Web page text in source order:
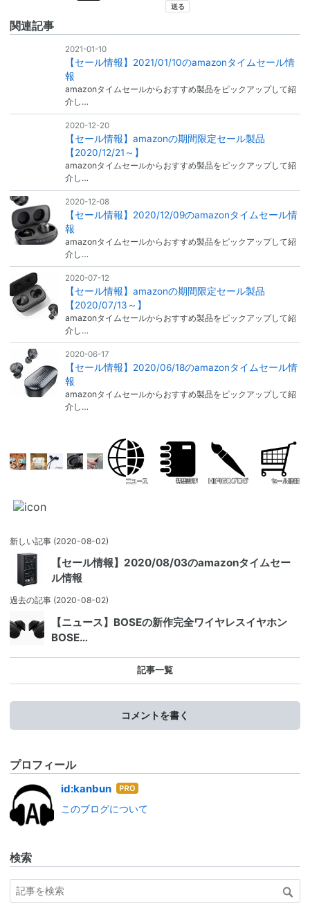
関連記事
2021-01-10
【セール情報】2021/01/10のamazonタイムセール情
報
amazonタイムセールからおすすめ製品をピックアップして紹
介し…
2020-12-20
【セール情報】amazonの期間限定セール製品
【2020/12/21～】
amazonタイムセールからおすすめ製品をピックアップして紹
介し…
2020-12-08
【セール情報】2020/12/09のamazonタイムセール情
報
amazonタイムセールからおすすめ製品をピックアップして紹
介し…
2020-07-12
【セール情報】amazonの期間限定セール製品
【2020/07/13～】
amazonタイムセールからおすすめ製品をピックアップして紹
介し…
【セール情報】2020/06/18のamazonタイムセール情
報
amazonタイムセールからおすすめ製品をピックアップして紹
新しい記事 (2020-08-02)
【セール情報】2020/08/03のamazonタイムセー
ル情報
【ニュース】BOSEの新作完全ワイヤレスイヤホン
コメントを書く
id:kanbun はて
なブ
このブログについて